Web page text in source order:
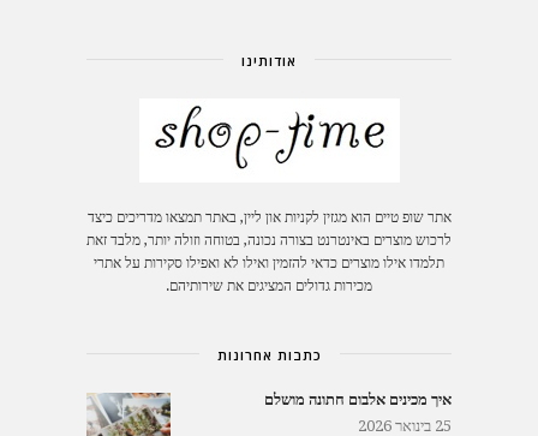
אודותינו
אתר שופ טיים הוא מגזין לקניות און ליין, באתר תמצאו מדריכים כיצד
לרכוש מוצרים באינטרנט בצורה נכונה, בטוחה וזולה יותר, מלבד זאת
תלמדו אילו מוצרים כדאי להזמין ואילו לא ואפילו סקירות על אתרי
מכירות גדולים המציגים את שירותיהם.
כתבות אחרונות
איך מכינים אלבום חתונה מושלם
25 בינואר 2026